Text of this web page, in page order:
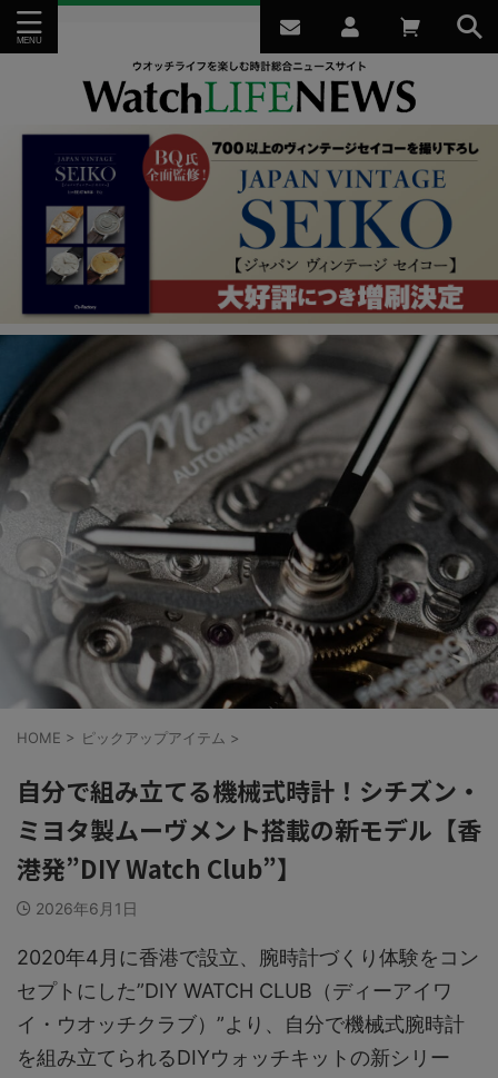
HOME > ピックアップアイテム >
自分で組み立てる機械式時計！シチズン・
ミヨタ製ムーヴメント搭載の新モデル【香
港発”DIY Watch Club”】
2026年6月1日
2020年4月に香港で設立、腕時計づくり体験をコン
セプトにした”DIY WATCH CLUB（ディーアイワ
イ・ウオッチクラブ）”より、自分で機械式腕時計
を組み立てられるDIYウォッチキットの新シリー